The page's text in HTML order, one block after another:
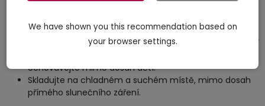
snášenlivosti na malé ploše kůže.
Pokud užíváte dermatologické léky, poraďte se o použití
Uchovávejte mimo dosah dětí.
Skladujte na chladném a suchém místě, mimo dosah
přímého slunečního záření.
We have shown you this recommendation based on
your browser settings.